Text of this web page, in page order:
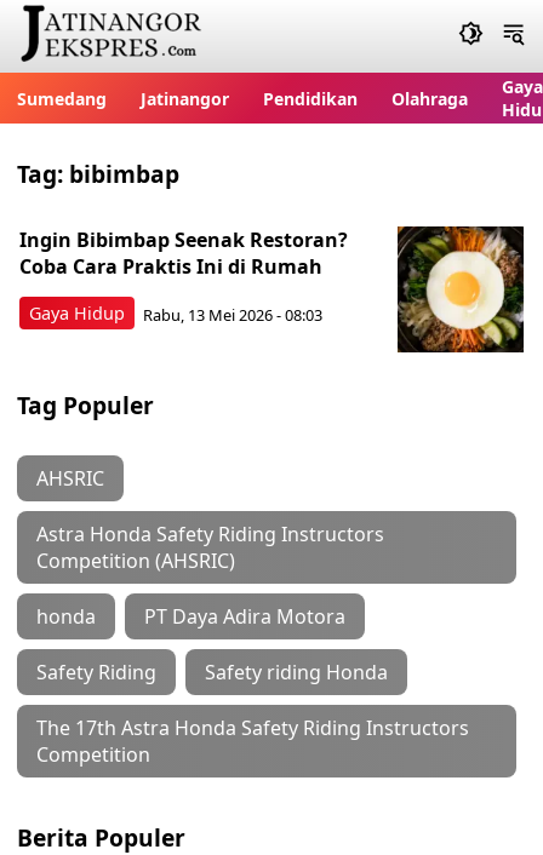
Sumedang Jatinangor Pendidikan Olahraga
Gaya
Tag: bibimbap
Gaya Hidup
Ingin Bibimbap Seenak Restoran?
Coba Cara Praktis Ini di Rumah
Rabu, 13 Mei 2026 - 08:03
Tag Populer
AHSRIC
Astra Honda Safety Riding Instructors
Competition (AHSRIC)
honda PT Daya Adira Motora
Safety Riding Safety riding Honda
The 17th Astra Honda Safety Riding Instructors
Competition
Berita Populer